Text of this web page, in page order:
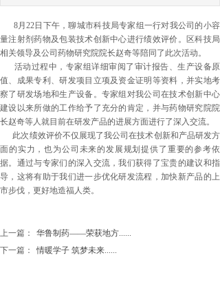
8月22日下午，聊城市科技局专家组一行对我公司的小容
量注射剂药物及包装技术创新中心进行绩效评价。区科技局
相关领导及公司药物研究院院长赵奇等陪同了此次活动。
活动过程中，专家组详细审阅了审计报告、生产设备原
值、成果专利、研发项目立项及资金证明等资料，并实地考
察了研发场地和生产设备。专家组对我公司在技术创新中心
建设以来所做的工作给予了充分的肯定，并与药物研究院院
长赵奇等人就目前在研发产品的进展方面进行了深入交流。
此次绩效评价不仅展现了我公司在技术创新和产品研发方
面的实力，也为公司未来的发展规划提供了重要的参考依
据。通过与专家们的深入交流，我们获得了宝贵的建议和指
导，这将有助于我们进一步优化研发流程，加快新产品的上
市步伐，更好地造福人类。
上一篇：
华鲁制药——荣获地方......
下一篇：
情暖学子 筑梦未来......